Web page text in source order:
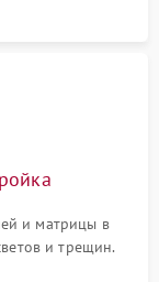
и матрицы в
и трещин.
корпуса.